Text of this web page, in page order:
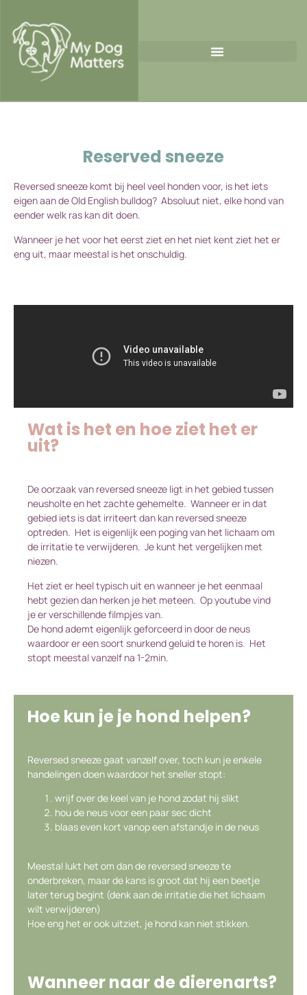
Reserved sneeze
Reversed sneeze komt bij heel veel honden voor, is het iets
eigen aan de Old English bulldog? Absoluut niet, elke hond van
eender welk ras kan dit doen.
Wanneer je het voor het eerst ziet en het niet kent ziet het er
eng uit, maar meestal is het onschuldig.
Wat is het en hoe ziet het er
uit?
De oorzaak van reversed sneeze ligt in het gebied tussen
neusholte en het zachte gehemelte. Wanneer er in dat
gebied iets is dat irriteert dan kan reversed sneeze
optreden. Het is eigenlijk een poging van het lichaam om
de irritatie te verwijderen. Je kunt het vergelijken met
niezen.
Het ziet er heel typisch uit en wanneer je het eenmaal
hebt gezien dan herken je het meteen. Op youtube vind
je er verschillende filmpjes van.
De hond ademt eigenlijk geforceerd in door de neus
waardoor er een soort snurkend geluid te horen is. Het
stopt meestal vanzelf na 1-2min.
Hoe kun je je hond helpen?
Reversed sneeze gaat vanzelf over, toch kun je enkele
handelingen doen waardoor het sneller stopt:
wrijf over de keel van je hond zodat hij slikt
hou de neus voor een paar sec dicht
blaas even kort vanop een afstandje in de neus
Meestal lukt het om dan de reversed sneeze te
onderbreken, maar de kans is groot dat hij een beetje
later terug begint (denk aan de irritatie die het lichaam
wilt verwijderen)
Hoe eng het er ook uitziet, je hond kan niet stikken.
Wanneer naar de dierenarts?